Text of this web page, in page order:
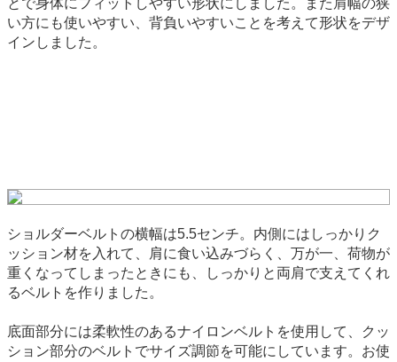
とで身体にフィットしやすい形状にしました。また肩幅の狭
い方にも使いやすい、背負いやすいことを考えて形状をデザ
インしました。
ショルダーベルトの横幅は5.5センチ。内側にはしっかりク
ッション材を入れて、肩に食い込みづらく、万が一、荷物が
重くなってしまったときにも、しっかりと両肩で支えてくれ
るベルトを作りました。
底面部分には柔軟性のあるナイロンベルトを使用して、クッ
ション部分のベルトでサイズ調節を可能にしています。お使